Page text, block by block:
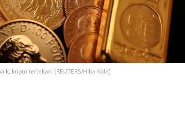
kripto tertekan. (REUTERS/Hiba Kola)